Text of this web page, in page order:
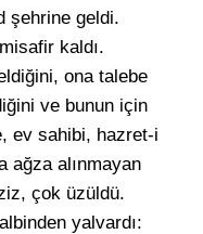
şehrine geldi.
kaldı.
ona talebe
ve bunun için
ev sahibi, hazret-i
ağza alınmayan
çok üzüldü.
yalvardı: